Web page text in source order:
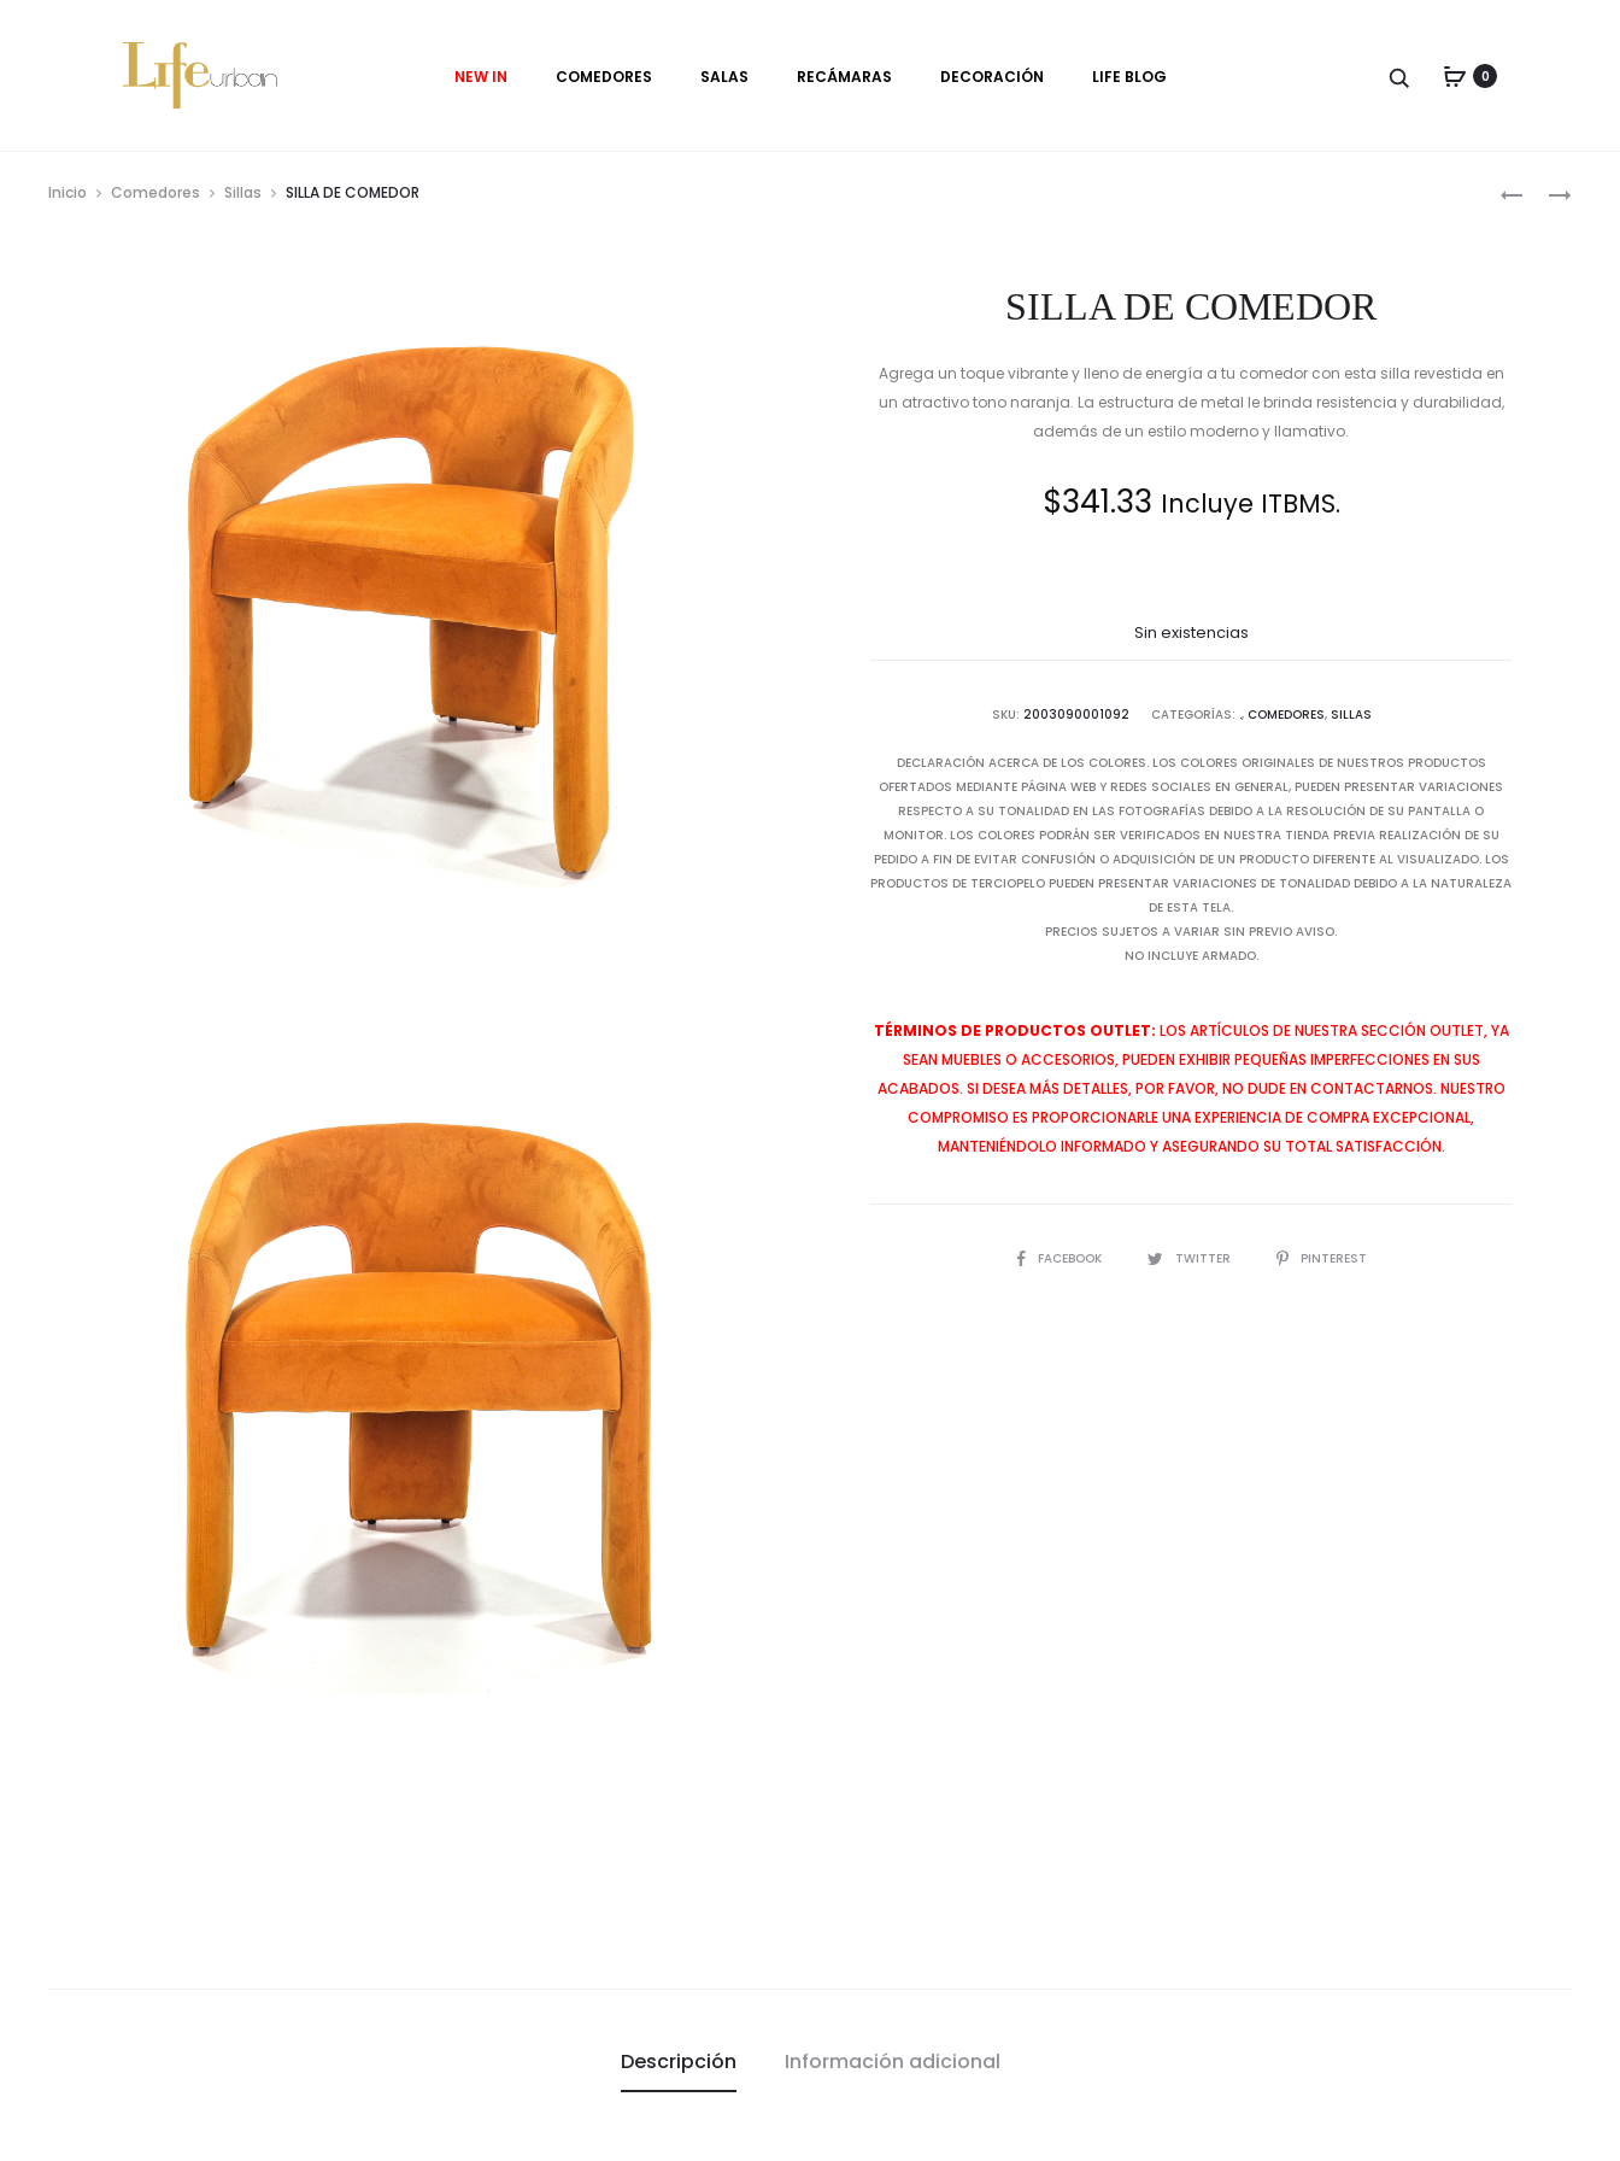
NEW IN COMEDORES SALAS RECÁMARAS DECORACIÓN LIFE BLOG 0
Inicio Comedores Sillas SILLA DE COMEDOR
SILLA DE COMEDOR
Agrega un toque vibrante y lleno de energía a tu comedor con esta silla revestida en
un atractivo tono naranja. La estructura de metal le brinda resistencia y durabilidad,
además de un estilo moderno y llamativo.
$341.33 Incluye ITBMS.
Sin existencias
SKU: 2003090001092 CATEGORÍAS: ., COMEDORES, SILLAS
DECLARACIÓN ACERCA DE LOS COLORES. LOS COLORES ORIGINALES DE NUESTROS PRODUCTOS
OFERTADOS MEDIANTE PÁGINA WEB Y REDES SOCIALES EN GENERAL, PUEDEN PRESENTAR VARIACIONES
RESPECTO A SU TONALIDAD EN LAS FOTOGRAFÍAS DEBIDO A LA RESOLUCIÓN DE SU PANTALLA O
MONITOR. LOS COLORES PODRÁN SER VERIFICADOS EN NUESTRA TIENDA PREVIA REALIZACIÓN DE SU
PEDIDO A FIN DE EVITAR CONFUSIÓN O ADQUISICIÓN DE UN PRODUCTO DIFERENTE AL VISUALIZADO. LOS
PRODUCTOS DE TERCIOPELO PUEDEN PRESENTAR VARIACIONES DE TONALIDAD DEBIDO A LA NATURALEZA
DE ESTA TELA.
PRECIOS SUJETOS A VARIAR SIN PREVIO AVISO.
NO INCLUYE ARMADO.
TÉRMINOS DE PRODUCTOS OUTLET: LOS ARTÍCULOS DE NUESTRA SECCIÓN OUTLET, YA
SEAN MUEBLES O ACCESORIOS, PUEDEN EXHIBIR PEQUEÑAS IMPERFECCIONES EN SUS
ACABADOS. SI DESEA MÁS DETALLES, POR FAVOR, NO DUDE EN CONTACTARNOS. NUESTRO
COMPROMISO ES PROPORCIONARLE UNA EXPERIENCIA DE COMPRA EXCEPCIONAL,
MANTENIÉNDOLO INFORMADO Y ASEGURANDO SU TOTAL SATISFACCIÓN.
SHAREFACEBOOK TWITTER PINTEREST
Descripción Información adicional